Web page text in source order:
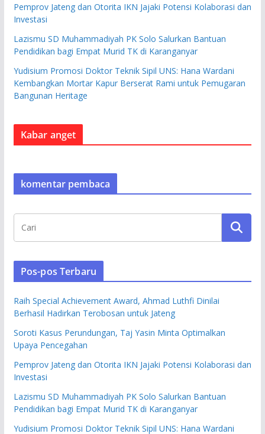
Pemprov Jateng dan Otorita IKN Jajaki Potensi Kolaborasi dan
Investasi
Lazismu SD Muhammadiyah PK Solo Salurkan Bantuan
Pendidikan bagi Empat Murid TK di Karanganyar
Yudisium Promosi Doktor Teknik Sipil UNS: Hana Wardani
Kembangkan Mortar Kapur Berserat Rami untuk Pemugaran
Bangunan Heritage
Kabar anget
komentar pembaca
Pos-pos Terbaru
Raih Special Achievement Award, Ahmad Luthfi Dinilai
Berhasil Hadirkan Terobosan untuk Jateng
Soroti Kasus Perundungan, Taj Yasin Minta Optimalkan
Upaya Pencegahan
Pemprov Jateng dan Otorita IKN Jajaki Potensi Kolaborasi dan
Investasi
Lazismu SD Muhammadiyah PK Solo Salurkan Bantuan
Pendidikan bagi Empat Murid TK di Karanganyar
Yudisium Promosi Doktor Teknik Sipil UNS: Hana Wardani